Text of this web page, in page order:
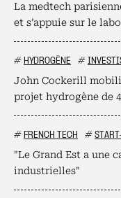
La medtech
et s’appuie sur le
# HYDROGÈNE #
John Cockerill
projet hydrogène de
# FRENCH TECH #
"Le Grand Est a une
industrielles"